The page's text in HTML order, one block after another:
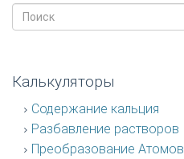
Калькуляторы
Содержание кальция
Разбавление растворов
Преобразование